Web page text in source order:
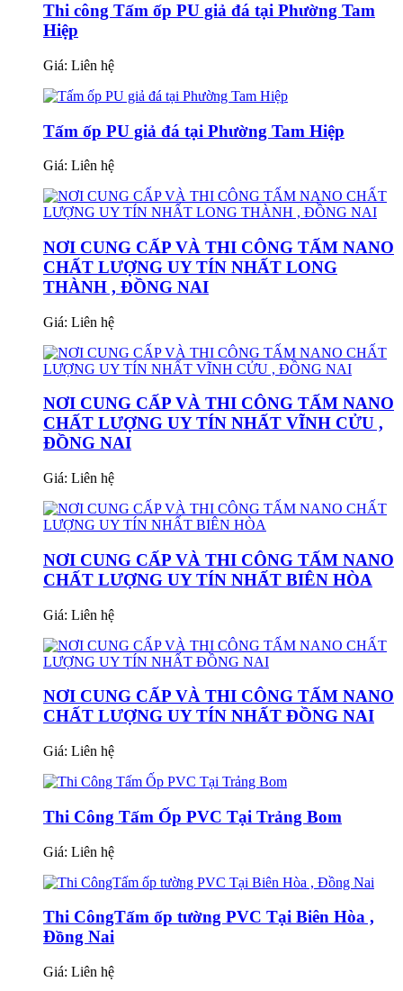
Thi công Tấm ốp PU giả đá tại Phường Tam
Hiệp
Giá: Liên hệ
Tấm ốp PU giả đá tại Phường Tam Hiệp
Giá: Liên hệ
NƠI CUNG CẤP VÀ THI CÔNG TẤM NANO
CHẤT LƯỢNG UY TÍN NHẤT LONG
THÀNH , ĐỒNG NAI
Giá: Liên hệ
NƠI CUNG CẤP VÀ THI CÔNG TẤM NANO
CHẤT LƯỢNG UY TÍN NHẤT VĨNH CỬU ,
ĐỒNG NAI
Giá: Liên hệ
NƠI CUNG CẤP VÀ THI CÔNG TẤM NANO
CHẤT LƯỢNG UY TÍN NHẤT BIÊN HÒA
Giá: Liên hệ
NƠI CUNG CẤP VÀ THI CÔNG TẤM NANO
CHẤT LƯỢNG UY TÍN NHẤT ĐỒNG NAI
Giá: Liên hệ
Thi Công Tấm Ốp PVC Tại Trảng Bom
Giá: Liên hệ
Thi CôngTấm ốp tường PVC Tại Biên Hòa ,
Đồng Nai
Giá: Liên hệ